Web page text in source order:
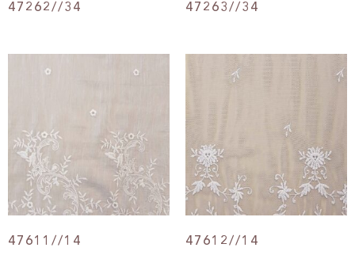
47262//34 47263//34
47611//14 47612//14